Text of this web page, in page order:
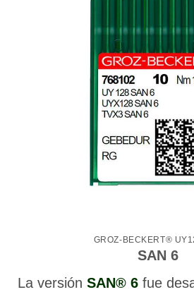
GROZ-BECKERT®
SAN 6
La versión SAN® 6 fue